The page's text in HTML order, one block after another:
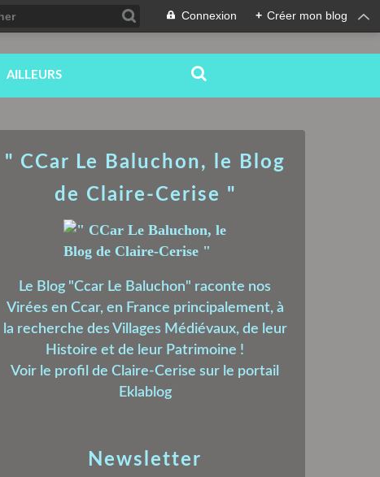
Connexion + Créer mon blog
AILLEURS
Newsletter
" CCar Le Baluchon, le Blog
de Claire-Cerise "
Le Blog "Ccar Le Baluchon" raconte nos
Virées en Ccar, en France principalement, à
la recherche des Villages Médiévaux, de leur
Histoire et de leur Patrimoine !
Voir le profil de Claire-Cerise sur le portail
Eklablog